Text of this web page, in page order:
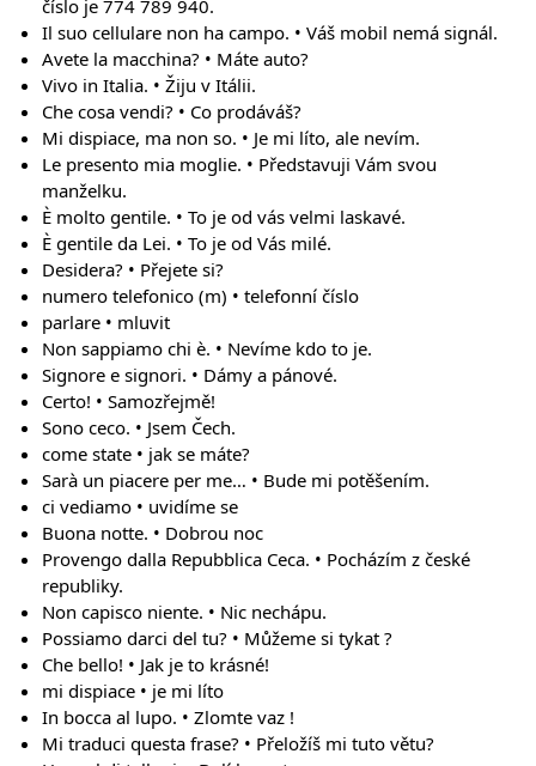
číslo je 774 789 940.
Il suo cellulare non ha campo. • Váš mobil nemá signál.
Avete la macchina? • Máte auto?
Vivo in Italia. • Žiju v Itálii.
Che cosa vendi? • Co prodáváš?
Mi dispiace, ma non so. • Je mi líto, ale nevím.
Le presento mia moglie. • Představuji Vám svou
manželku.
È molto gentile. • To je od vás velmi laskavé.
È gentile da Lei. • To je od Vás milé.
Desidera? • Přejete si?
numero telefonico (m) • telefonní číslo
parlare • mluvit
Non sappiamo chi è. • Nevíme kdo to je.
Signore e signori. • Dámy a pánové.
Certo! • Samozřejmě!
Sono ceco. • Jsem Čech.
come state • jak se máte?
Sarà un piacere per me… • Bude mi potěšením.
ci vediamo • uvidíme se
Buona notte. • Dobrou noc
Provengo dalla Repubblica Ceca. • Pocházím z české
republiky.
Non capisco niente. • Nic nechápu.
Possiamo darci del tu? • Můžeme si tykat ?
Che bello! • Jak je to krásné!
mi dispiace • je mi líto
In bocca al lupo. • Zlomte vaz !
Mi traduci questa frase? • Přeložíš mi tuto větu?